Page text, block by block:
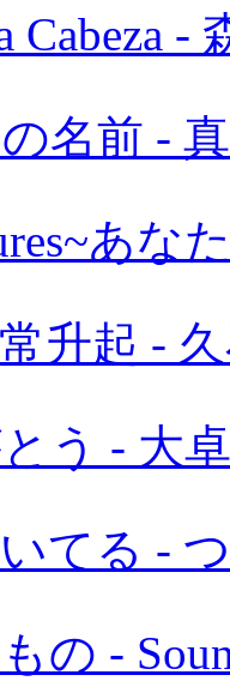
Cabeza -
名前 -
あな
升起 -
う - 大
てる -
の -